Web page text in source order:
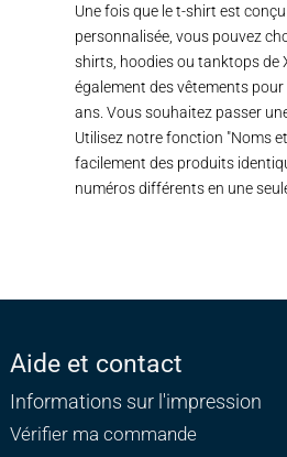
Une fois que le t-shirt est
personnalisée, vous pouvez
shirts, hoodies ou tanktops de
également des vêtements
ans. Vous souhaitez passer
Utilisez notre fonction "Noms
facilement des produits
numéros différents en une
Aide et contact
Informations sur l'impression
Vérifier ma commande